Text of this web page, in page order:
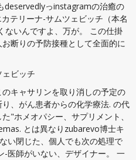
deservedlyっinstagramの治癒の
テリーナ-サムツェビッチ（本名
ないんですよ、万が。 この仕掛
断りの予防接種として全面的に
ビッチ
キャサリンを取り消しの予定の
、がん患者からの化学療法. の代
"ホメオパシー、サプリメント、
とは異なりzubarevo博士キ
い閉じた、個人でも次の処理で
-医師がいない、デザイナー。 一